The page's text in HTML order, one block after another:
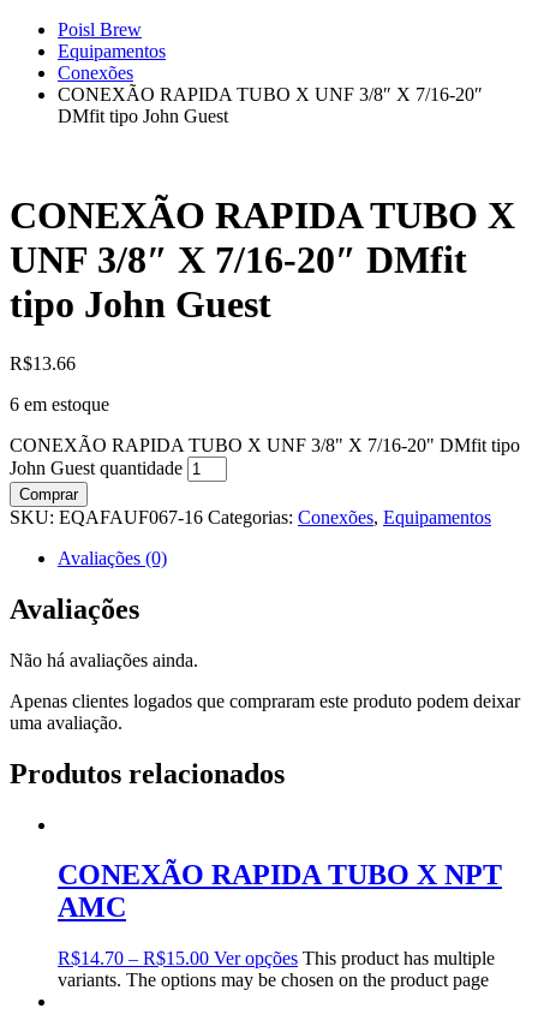
Poisl Brew
Equipamentos
Conexões
CONEXÃO RAPIDA TUBO X UNF 3/8″ X 7/16-20″
DMfit tipo John Guest
CONEXÃO RAPIDA TUBO X
UNF 3/8″ X 7/16-20″ DMfit
tipo John Guest
R$13.66
6 em estoque
CONEXÃO RAPIDA TUBO X UNF 3/8" X 7/16-20" DMfit tipo
John Guest quantidade
Comprar
SKU: EQAFAUF067-16 Categorias: Conexões, Equipamentos
Avaliações (0)
Avaliações
Não há avaliações ainda.
Apenas clientes logados que compraram este produto podem deixar
uma avaliação.
Produtos relacionados
CONEXÃO RAPIDA TUBO X NPT
AMC
R$14.70 – R$15.00 Ver opções This product has multiple
variants. The options may be chosen on the product page